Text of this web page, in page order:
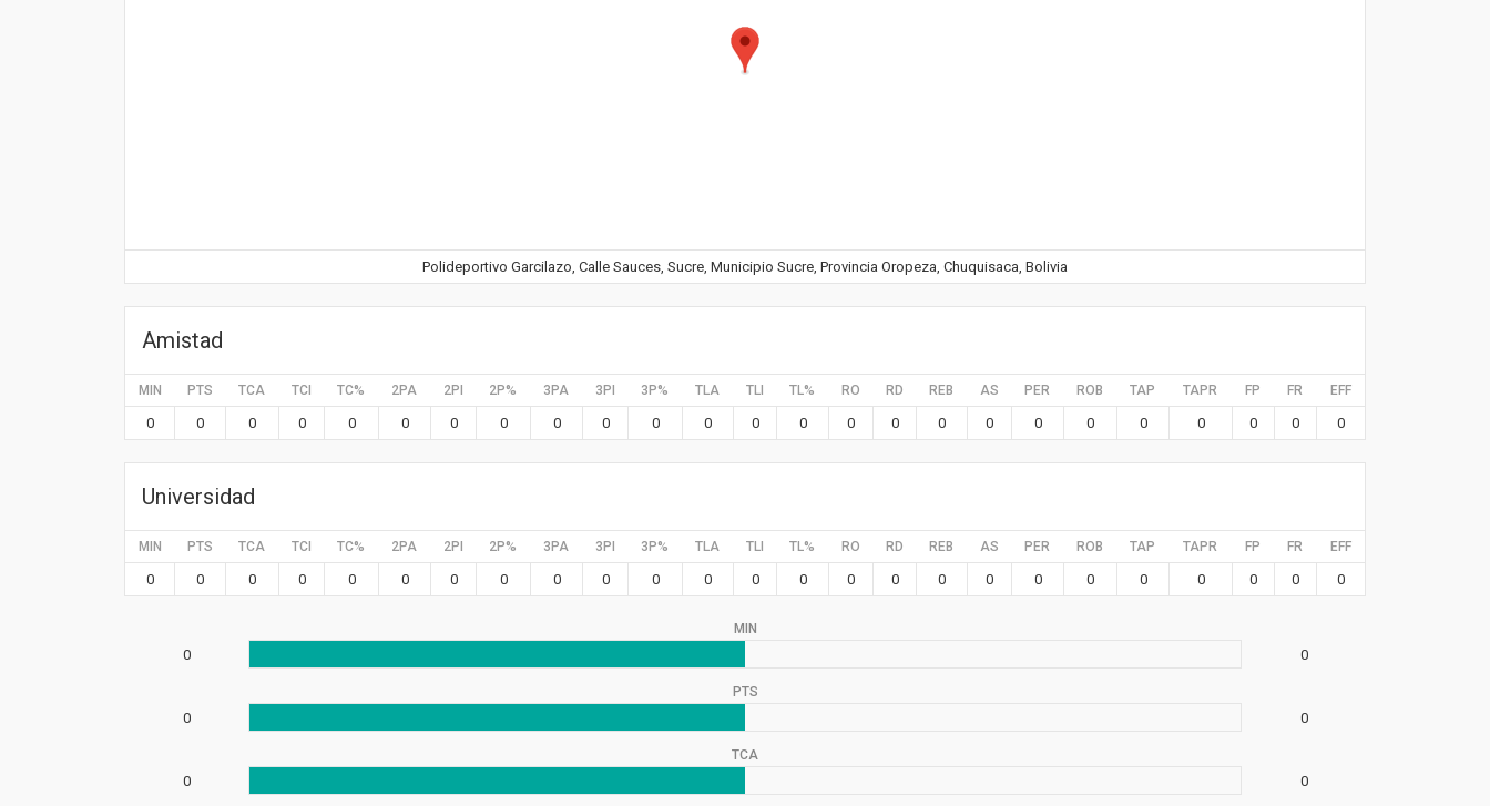
Polideportivo Garcilazo, Calle Sauces, Sucre, Municipio Sucre, Provincia Oropeza, Chuquisaca, Bolivia
Amistad
MIN PTS TCA TCI TC% 2PA 2PI 2P% 3PA 3PI 3P% TLA TLI TL% RO RD REB AS PER ROB TAP TAPR FP FR EFF
0 0 0 0 0 0 0 0 0 0 0 0 0 0 0 0 0 0 0 0 0 0 0 0 0
Universidad
MIN PTS TCA TCI TC% 2PA 2PI 2P% 3PA 3PI 3P% TLA TLI TL% RO RD REB AS PER ROB TAP TAPR FP FR EFF
0 0 0 0 0 0 0 0 0 0 0 0 0 0 0 0 0 0 0 0 0 0 0 0 0
MIN
0 0
PTS
0 0
TCA
0 0